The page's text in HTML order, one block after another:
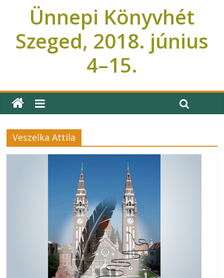
Ünnepi Könyvhét
Szeged, 2018. június
4–15.
Veszelka Attila